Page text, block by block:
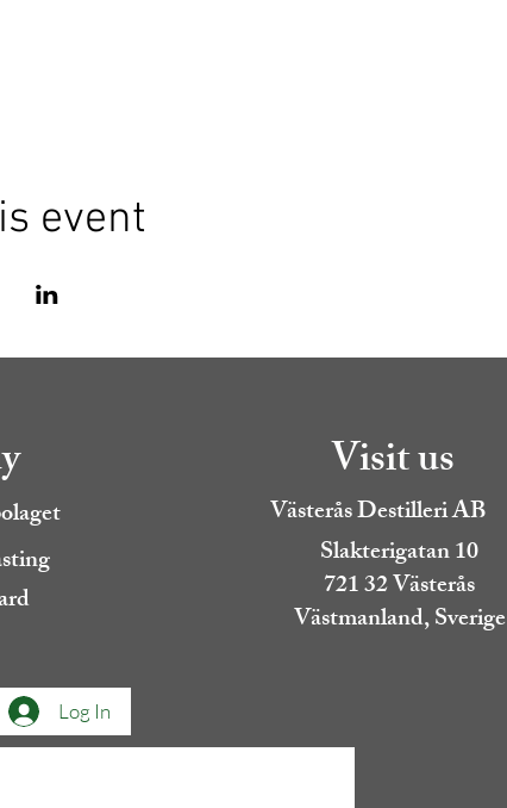
event
Visit us
Västerås Destilleri AB
Slakterigatan 10
721 32 Västerås
Västmanland, Sverige
Log In